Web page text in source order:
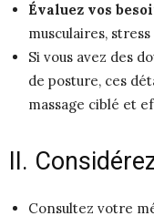
Évaluez vos
musculaires,
Si vous avez des
de posture, ces
massage ciblé et
II.
Consultez votre